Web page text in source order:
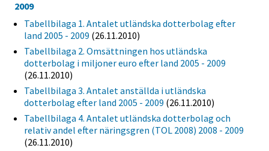
2009
Tabellbilaga 1. Antalet utländska dotterbolag efter
land 2005 - 2009 (26.11.2010)
Tabellbilaga 2. Omsättningen hos utländska
dotterbolag i miljoner euro efter land 2005 - 2009
(26.11.2010)
Tabellbilaga 3. Antalet anställda i utländska
dotterbolag efter land 2005 - 2009 (26.11.2010)
Tabellbilaga 4. Antalet utländska dotterbolag och
relativ andel efter näringsgren (TOL 2008) 2008 - 2009
(26.11.2010)